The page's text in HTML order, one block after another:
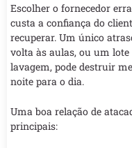
Escolher o fornecedor
custa a confiança do
recuperar. Um único
volta às aulas, ou um lote
lavagem, pode destruir
noite para o dia.
Uma boa relação de
principais: